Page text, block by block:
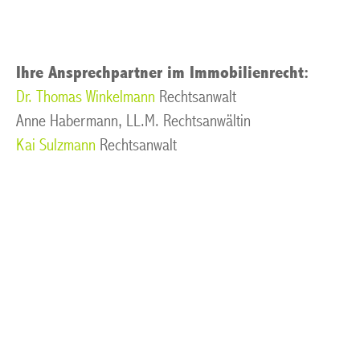
Ihre Ansprechpartner im Immobilienrecht:
Dr. Thomas Winkelmann Rechtsanwalt
Anne Habermann, LL.M. Rechtsanwältin
Kai Sulzmann Rechtsanwalt